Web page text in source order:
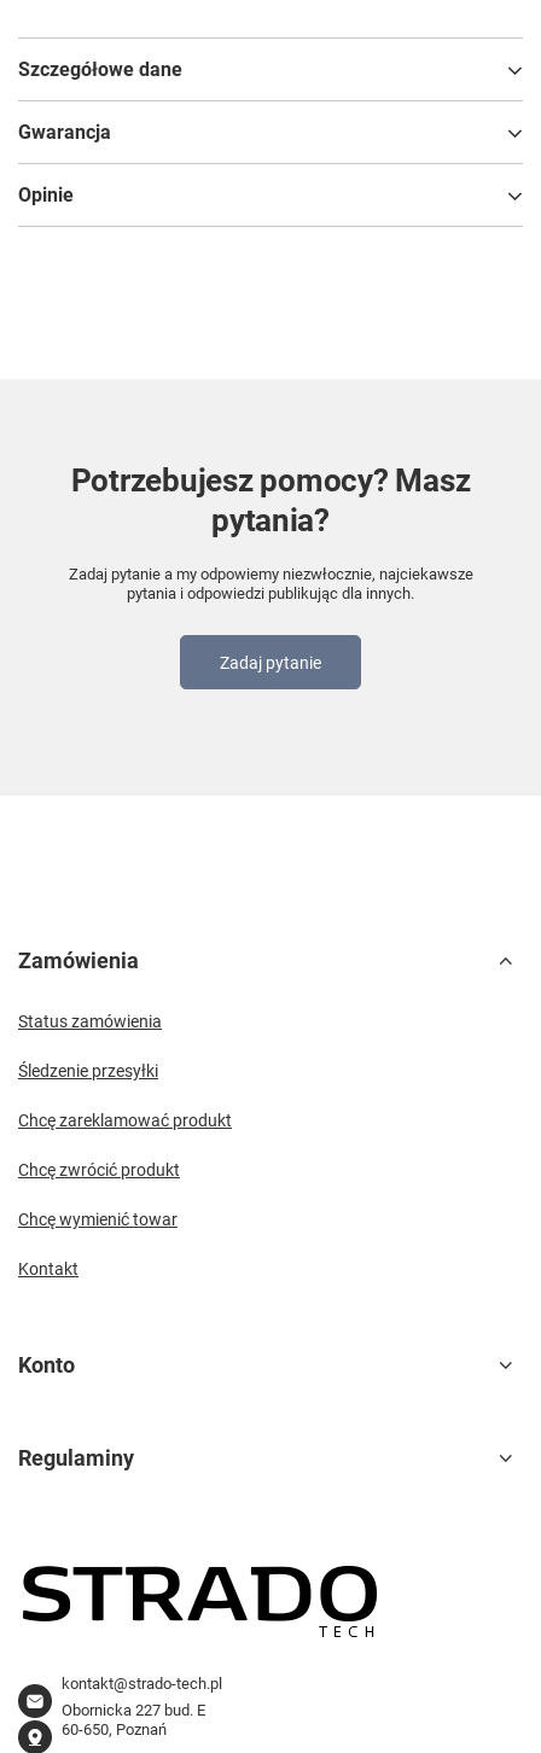
Szczegółowe dane
Gwarancja
Opinie
Potrzebujesz pomocy? Masz
pytania?
Zadaj pytanie a my odpowiemy niezwłocznie, najciekawsze
pytania i odpowiedzi publikując dla innych.
Zadaj pytanie
Zamówienia
Status zamówienia
Śledzenie przesyłki
Chcę zareklamować produkt
Chcę zwrócić produkt
Chcę wymienić towar
Kontakt
Konto
Regulaminy
kontakt@strado-tech.pl
Obornicka 227 bud. E
60-650, Poznań